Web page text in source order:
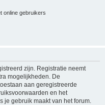
online gebruikers
zijn. Registratie neemt
mogelijkheden. De
aan geregistreerde
en het
gebruik maakt van het forum.